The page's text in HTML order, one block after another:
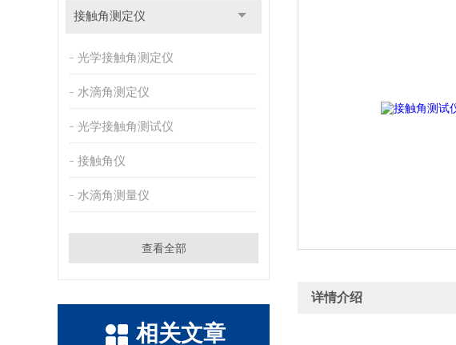
接触角测定仪
光学接触角测定仪
水滴角测定仪
光学接触角测试仪
接触角仪
水滴角测量仪
查看全部
相关文章
详情介绍